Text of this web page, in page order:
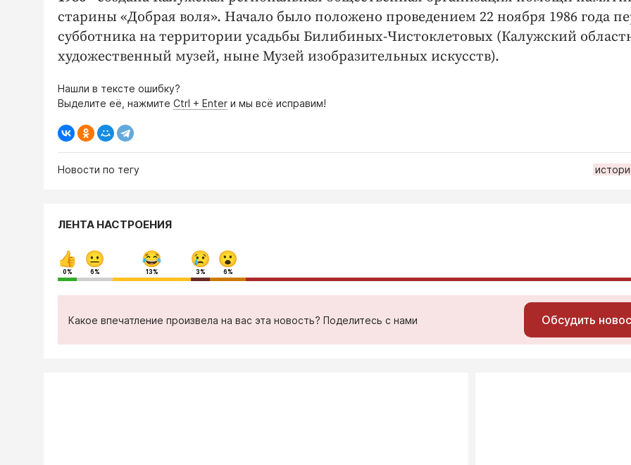
старины «Добрая воля». Начало было положено проведением 22 ноября 1986 года
субботника на территории усадьбы Билибиных-Чистоклетовых (Калужский
художественный музей, ныне Музей изобразительных искусств).
Нашли в тексте ошибку?
Выделите её, нажмите Ctrl + Enter и мы всё исправим!
Новости по тегу
ЛЕНТА НАСТРОЕНИЯ
0% 6% 13% 3% 6%
Какое впечатление произвела на вас эта новость? Поделитесь с нами Обсудить